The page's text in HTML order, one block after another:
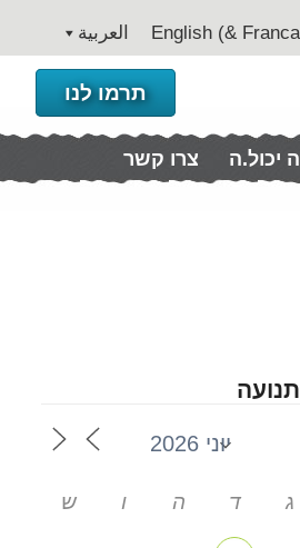
العربية
תרמו לנו
יכול.ה צרו קשר
ג ד ה ו ש